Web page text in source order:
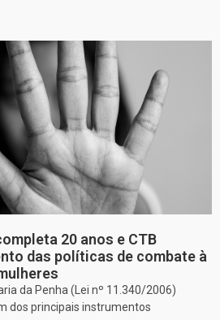
20 anos e CTB
das políticas de combate à
da Penha (Lei nº 11.340/2006)
dos principais instrumentos